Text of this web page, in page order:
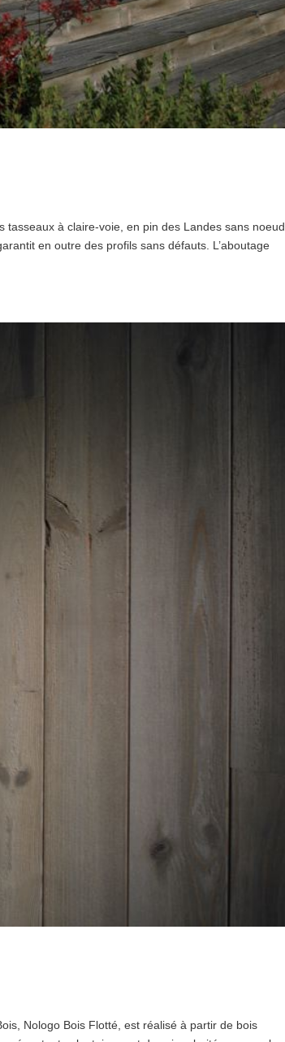
à claire-voie, en pin des Landes sans noeud,
en outre des profils sans défauts. L’aboutage
Nologo Bois Flotté, est réalisé à partir de bois